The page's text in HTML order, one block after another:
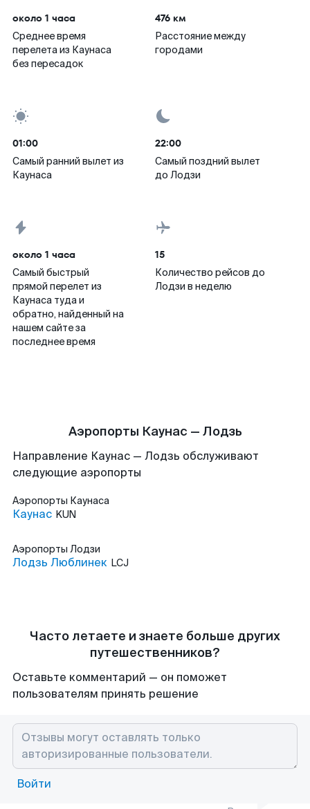
около 1 часа
Среднее время
перелета из Каунаса
без пересадок
476 км
Расстояние между
городами
01:00
Самый ранний вылет из
Каунаса
22:00
Самый поздний вылет
до Лодзи
около 1 часа
Самый быстрый
прямой перелет из
Каунаса туда и
обратно, найденный на
нашем сайте за
последнее время
15
Количество рейсов до
Лодзи в неделю
Аэропорты Каунас — Лодзь
Направление Каунас — Лодзь обслуживают
следующие аэропорты
Аэропорты Каунаса
Каунас KUN
Аэропорты Лодзи
Лодзь Люблинек LCJ
Часто летаете и знаете больше других
путешественников?
Оставьте комментарий — он поможет
пользователям принять решение
Войти